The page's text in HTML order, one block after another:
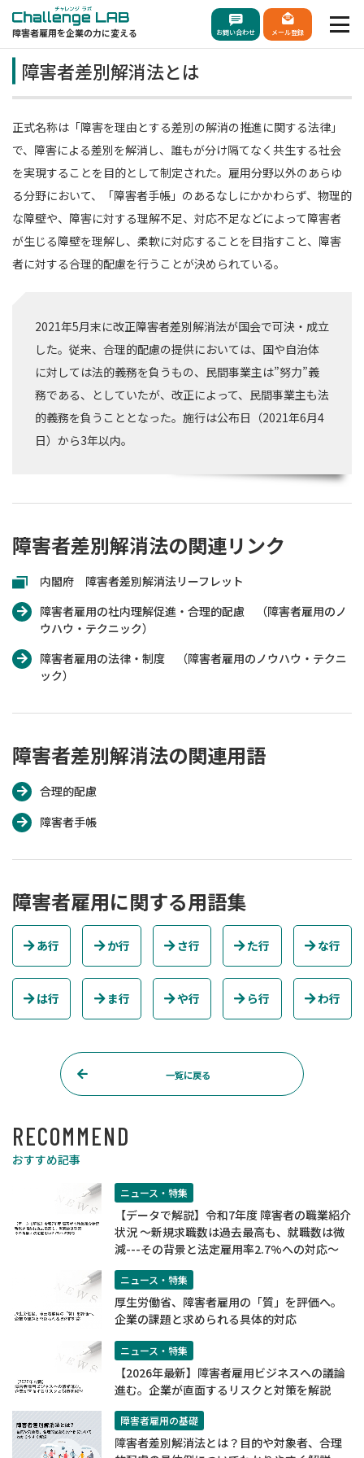
障害者雇用を企業の力に変える お問い合わせ メール登録
障害者差別解消法とは
正式名称は「障害を理由とする差別の解消の推進に関する法律」
で、障害による差別を解消し、誰もが分け隔てなく共生する社会
を実現することを目的として制定された。雇用分野以外のあらゆ
る分野において、「障害者手帳」のあるなしにかかわらず、物理的
な障壁や、障害に対する理解不足、対応不足などによって障害者
が生じる障壁を理解し、柔軟に対応することを目指すこと、障害
者に対する合理的配慮を行うことが決められている。
2021年5月末に改正障害者差別解消法が国会で可決・成立
した。従来、合理的配慮の提供においては、国や自治体
に対しては法的義務を負うもの、民間事業主は”努力”義
務である、としていたが、改正によって、民間事業主も法
的義務を負うこととなった。施行は公布日（2021年6月4
日）から3年以内。
障害者差別解消法の関連リンク
内閣府 障害者差別解消法リーフレット
障害者雇用の社内理解促進・合理的配慮 （障害者雇用のノ
ウハウ・テクニック）
障害者雇用の法律・制度 （障害者雇用のノウハウ・テクニ
ック）
障害者差別解消法の関連用語
合理的配慮
障害者手帳
障害者雇用に関する用語集
あ行 か行 さ行 た行 な行
は行 ま行 や行 ら行 わ行
一覧に戻る
RECOMMEND
おすすめ記事
ニュース・特集
【データで解説】令和7年度 障害者の職業紹介
状況 ～新規求職数は過去最高も、就職数は微
減---その背景と法定雇用率2.7%への対応～
ニュース・特集
厚生労働省、障害者雇用の「質」を評価へ。
企業の課題と求められる具体的対応
ニュース・特集
【2026年最新】障害者雇用ビジネスへの議論
進む。企業が直面するリスクと対策を解説
障害者雇用の基礎
障害者差別解消法とは？目的や対象者、合理